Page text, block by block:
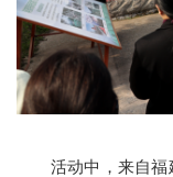
活动中，来自福